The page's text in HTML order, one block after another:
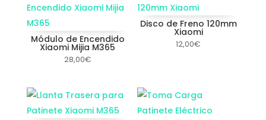
Módulo de Encendido
Xiaomi Mijia M365
28,00€
Disco de Freno 120mm
Xiaomi
12,00€